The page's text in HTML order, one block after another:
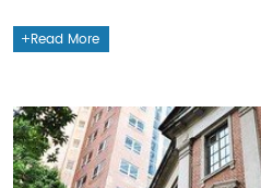
Read More